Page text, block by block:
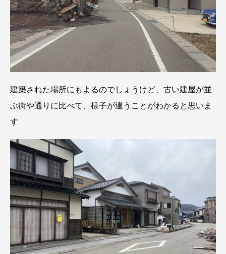
建築された場所にもよるのでしょうけど、古い建屋が並
ぶ街や通りに比べて、様子が違うことがわかると思いま
す